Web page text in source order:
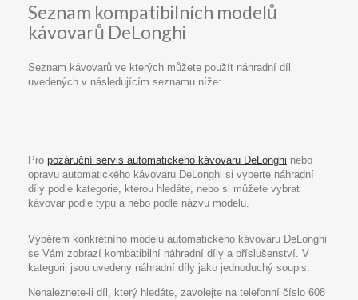
Seznam kompatibilních modelů
kávovarů DeLonghi
Seznam kávovarů ve kterých můžete použít náhradní díl
uvedených v následujícím seznamu níže:
Pro pozáruční servis automatického kávovaru DeLonghi nebo
opravu automatického kávovaru DeLonghi si vyberte náhradní
díly podle kategorie, kterou hledáte, nebo si můžete vybrat
kávovar podle typu a nebo podle názvu modelu.
Výběrem konkrétního modelu automatického kávovaru DeLonghi
se Vám zobrazí kombatibilní náhradní díly a příslušenství. V
kategorii jsou uvedeny náhradní díly jako jednoduchý soupis.
Nenaleznete-li díl, který hledáte, zavolejte na telefonní číslo 608